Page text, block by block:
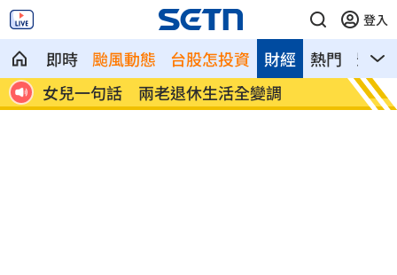
登入
即時 颱風動態 台股怎投資 熱門 影音
財經
女兒一句話 兩老退休生活全變調
記憶
襲